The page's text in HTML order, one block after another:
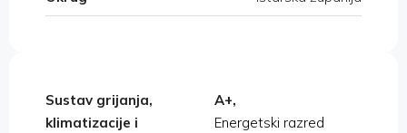
Sustav grijanja,
klimatizacije i
A+,
Energetski razred